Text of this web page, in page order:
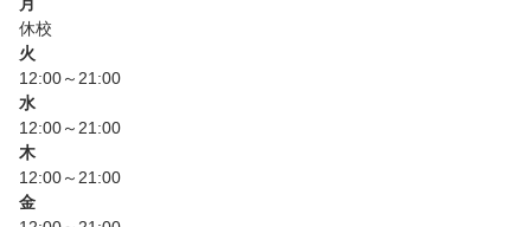
休校
火
12:00～21:00
水
12:00～21:00
木
12:00～21:00
金